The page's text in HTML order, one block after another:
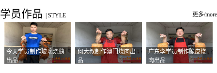
学员作品 STYLE 更多/more
今天学员制作玻璃烧鹅
出品
何大叔制作澳门烧肉出
品
广东李学员制作脆皮烧
肉出品